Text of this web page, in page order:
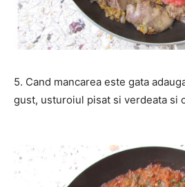
5. Cand mancarea este gata
gust, usturoiul pisat si verdeata si